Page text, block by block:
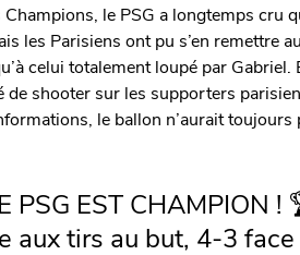
le PSG a longtemps cru
les Parisiens ont pu s’en remettre
celui totalement loupé par Gabriel.
de shooter sur les supporters
le ballon n’aurait toujours
PSG EST CHAMPION !
aux tirs au but, 4-3